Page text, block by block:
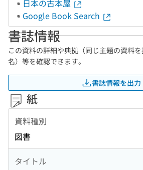
日本の古本屋
Google Book Search
書誌情報
この資料の詳細や典拠（同じ主題の資料
名）等を確認できます。
書誌情報を出力
紙
資料種別
図書
タイトル